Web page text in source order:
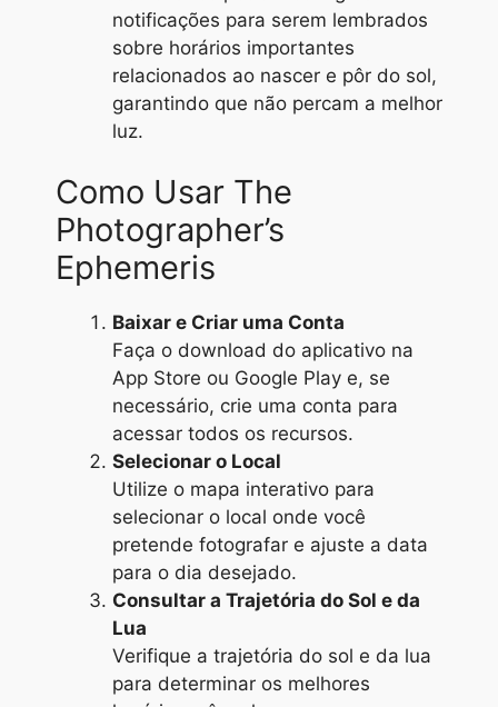
notificações para serem lembrados
sobre horários importantes
relacionados ao nascer e pôr do sol,
garantindo que não percam a melhor
luz.
Como Usar The
Photographer’s
Ephemeris
Baixar e Criar uma Conta
Faça o download do aplicativo na
App Store ou Google Play e, se
necessário, crie uma conta para
acessar todos os recursos.
Selecionar o Local
Utilize o mapa interativo para
selecionar o local onde você
pretende fotografar e ajuste a data
para o dia desejado.
Consultar a Trajetória do Sol e da
Lua
Verifique a trajetória do sol e da lua
para determinar os melhores